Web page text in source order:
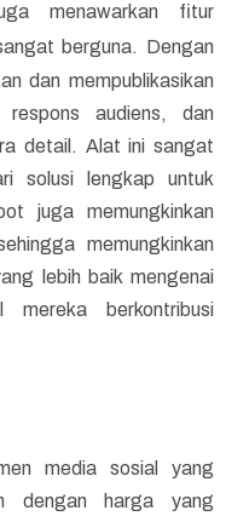
menawarkan fitur
berguna. Dengan
dan mempublikasikan
audiens, dan
detail. Alat ini sangat
solusi lengkap untuk
juga memungkinkan
memungkinkan
lebih baik mengenai
mereka berkontribusi
media sosial yang
dengan harga yang